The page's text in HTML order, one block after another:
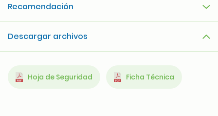
Recomendación
Hoja de Seguridad Ficha Técnica
Descargar archivos